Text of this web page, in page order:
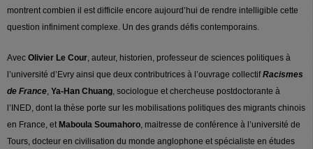
montrent combien il est difficile encore aujourd’hui de rendre intelligible cette
question infiniment complexe. Un des grands défis contemporains.
Avec Olivier Le Cour , auteur, historien, professeur de sciences politiques à
l’université d’Evry ainsi que deux contributrices à l’ouvrage collectifRacismes
de France Ya-Han Chuang , sociologue et chercheuse postdoctorante à
l’INED, dont la thèse porte sur les mobilisations politiques des migrants chinois
en France, et Maboula Soumahoro , maitresse de conférence à l’université de
Tours, docteur en civilisation du monde anglophone et spécialiste en études